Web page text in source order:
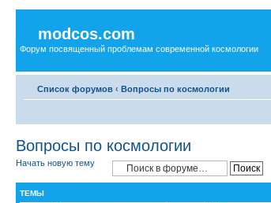
modcos.com
Форум посвященный проблемам современной космологии
Список форумов ‹ Вопросы по космологии
Вопросы по космологии
Начать новую тему
ТЕМЫ